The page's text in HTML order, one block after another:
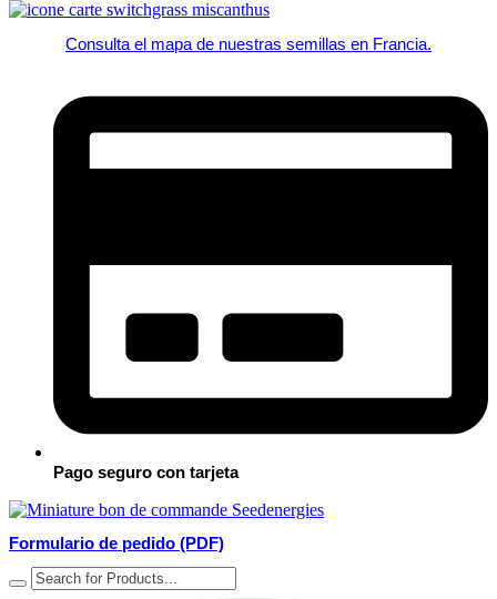
Consulta el mapa de nuestras semillas en Francia.
Pago seguro con tarjeta
Formulario de pedido (PDF)